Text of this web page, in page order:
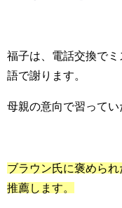
福子は、電話交換で
語で謝ります。
母親の意向で習って
ブラウン氏に褒めら
推薦します。